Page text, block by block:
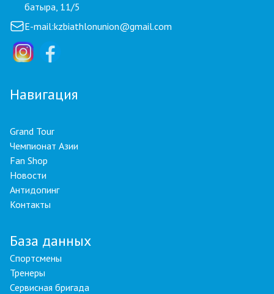
батыра, 11/5
E-mail:kzbiathlonunion@gmail.com
Навигация
Grand Tour
Чемпионат Азии
Fan Shop
Новости
Антидопинг
Контакты
База данных
Спортсмены
Тренеры
Сервисная бригада